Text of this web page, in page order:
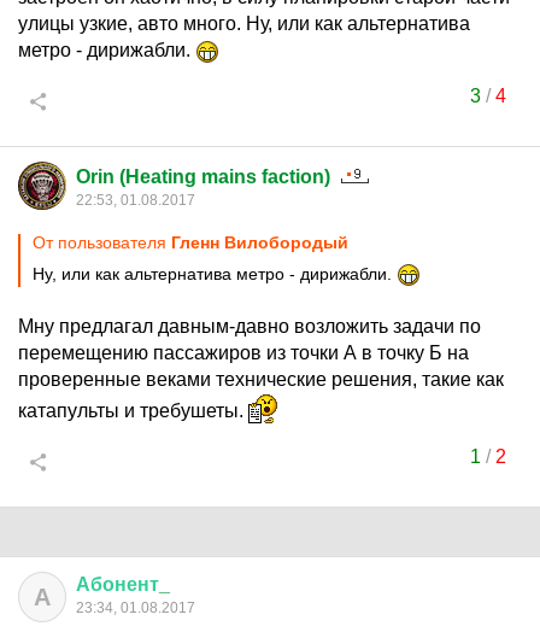
улицы узкие, авто много. Ну, или как альтернатива
метро - дирижабли.
3/4
Orin (Heating mains faction)
22:53, 01.08.2017
От пользователя Гленн Вилобородый
Ну, или как альтернатива метро - дирижабли.
Мну предлагал давным-давно возложить задачи по
перемещению пассажиров из точки А в точку Б на
проверенные веками технические решения, такие как
катапульты и требушеты.
1 / 2
А Абонент
23:34, 01.08.2017